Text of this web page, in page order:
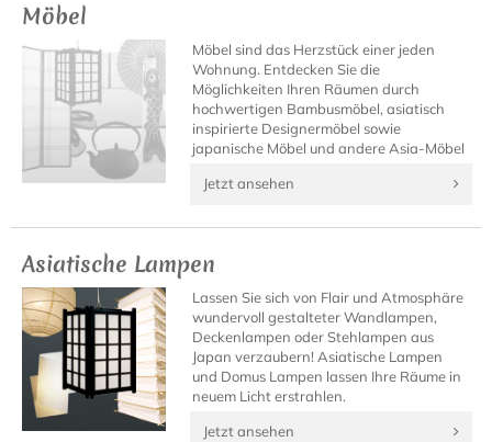
Möbel
Möbel sind das Herzstück einer jeden
Wohnung. Entdecken Sie die
Möglichkeiten Ihren Räumen durch
hochwertigen Bambusmöbel, asiatisch
inspirierte Designermöbel sowie
japanische Möbel und andere Asia-Möbel
Jetzt ansehen
Asiatische Lampen
Lassen Sie sich von Flair und Atmosphäre
wundervoll gestalteter Wandlampen,
Deckenlampen oder Stehlampen aus
Japan verzaubern! Asiatische Lampen
und Domus Lampen lassen Ihre Räume in
neuem Licht erstrahlen.
Jetzt ansehen